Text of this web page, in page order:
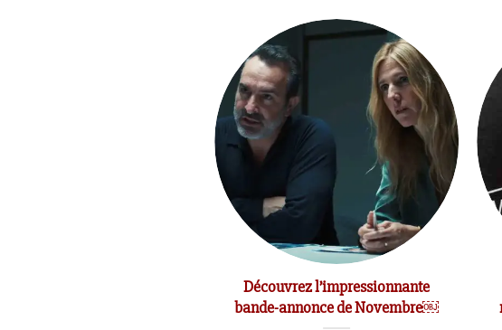
Découvrez l’impressionnante
bande-annonce de Novembre￼